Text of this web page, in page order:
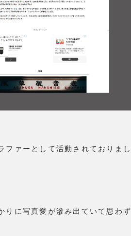
ファーとして活動されておりまし
りに写真愛が滲み出ていて思わず